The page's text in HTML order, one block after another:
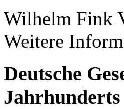
Wilhelm Fink
Weitere
Deutsche
Jahrhunderts